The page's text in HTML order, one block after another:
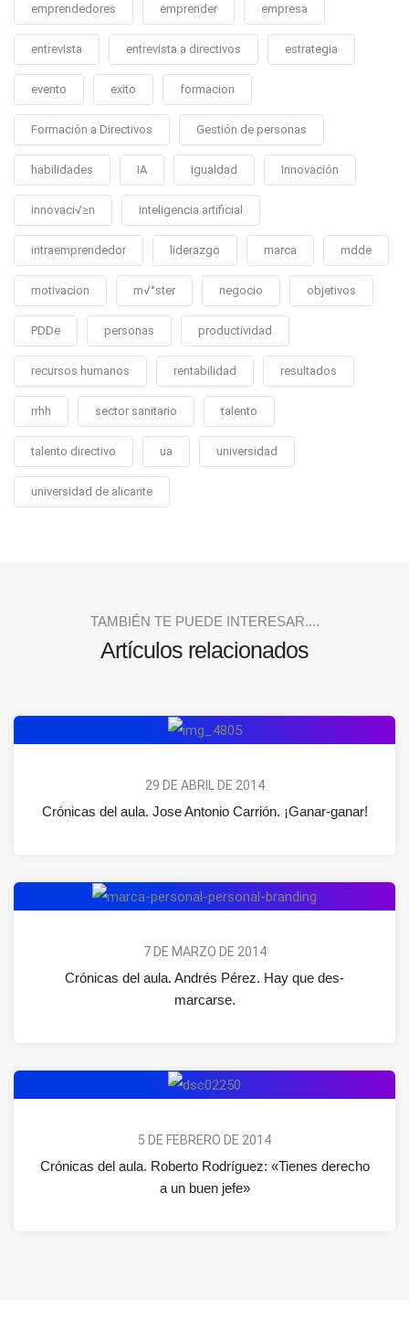
emprendedores emprender empresa
entrevista entrevista a directivos estrategia
evento exito formacion
Formación a Directivos Gestión de personas
habilidades IA igualdad Innovación
innovaci√≥n inteligencia artificial
intraemprendedor liderazgo marca mdde
motivacion m√°ster negocio objetivos
PDDe personas productividad
recursos humanos rentabilidad resultados
rrhh sector sanitario talento
talento directivo ua universidad
universidad de alicante
TAMBIÉN TE PUEDE INTERESAR....
Artículos relacionados
29 DE ABRIL DE 2014
Crónicas del aula. Jose Antonio Carrión. ¡Ganar-ganar!
7 DE MARZO DE 2014
Crónicas del aula. Andrés Pérez. Hay que des-
marcarse.
5 DE FEBRERO DE 2014
Crónicas del aula. Roberto Rodríguez: «Tienes derecho
a un buen jefe»